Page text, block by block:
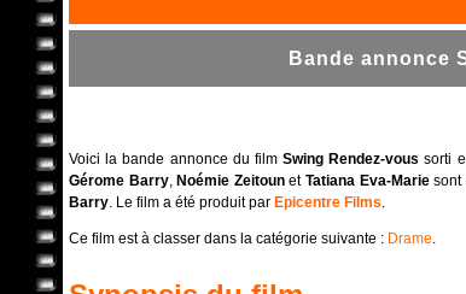
Bande annonce
Voici la bande annonce du film Swing Rendez-vous sorti
Gérome Barry, Noémie Zeitounet Tatiana Eva-Mariesont
Barry. Le film a été produit par Epicentre Films.
Ce film est à classer dans la catégorie suivante : Drame.